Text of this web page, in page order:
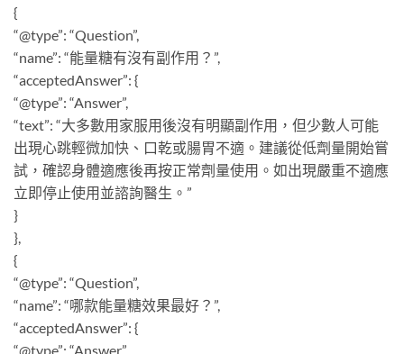
{
“@type”: “Question”,
“name”: “能量糖有沒有副作用？”,
“acceptedAnswer”: {
“@type”: “Answer”,
“text”: “大多數用家服用後沒有明顯副作用，但少數人可能
出現心跳輕微加快、口乾或腸胃不適。建議從低劑量開始嘗
試，確認身體適應後再按正常劑量使用。如出現嚴重不適應
立即停止使用並諮詢醫生。”
}
},
{
“@type”: “Question”,
“name”: “哪款能量糖效果最好？”,
“acceptedAnswer”: {
“@type”: “Answer”,